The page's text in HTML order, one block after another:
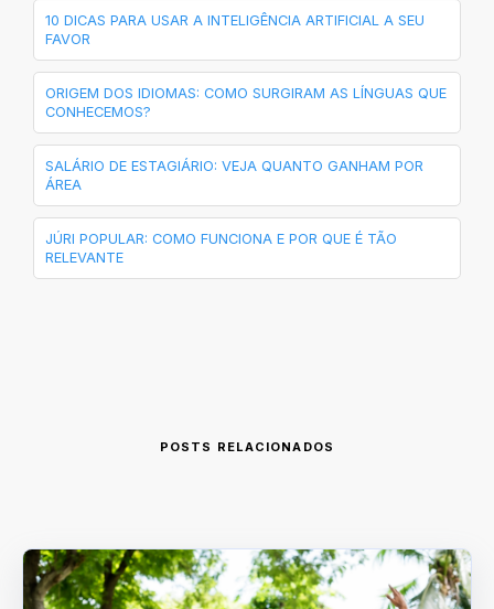
10 DICAS PARA USAR A INTELIGÊNCIA ARTIFICIAL A SEU
FAVOR
ORIGEM DOS IDIOMAS: COMO SURGIRAM AS LÍNGUAS QUE
CONHECEMOS?
SALÁRIO DE ESTAGIÁRIO: VEJA QUANTO GANHAM POR
ÁREA
JÚRI POPULAR: COMO FUNCIONA E POR QUE É TÃO
RELEVANTE
POSTS RELACIONADOS